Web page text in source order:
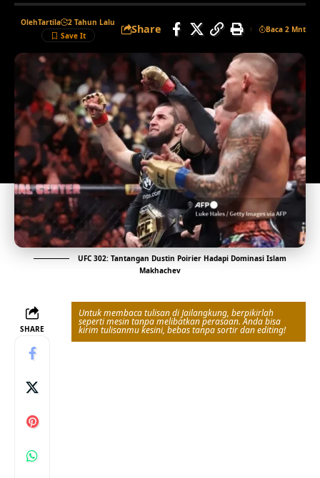
OlehTartila 2 Tahun Lalu Share Baca 2 Mnt
UFC 302: Tantangan Dustin Poirier Hadapi Dominasi Islam
Makhachev
SHARE
Untuk membaca tulisan di Jailangkung, berpikirlah
seperti mesin tanpa melibatkan perasaan. Anda bisa
kirim tulisanmu kesini, bebas tanpa sortir dan editing!